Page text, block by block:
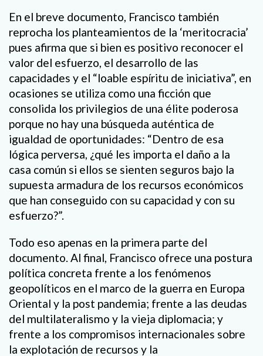
En el breve documento, Francisco también
reprocha los planteamientos de la ‘meritocracia’
pues afirma que si bien es positivo reconocer el
valor del esfuerzo, el desarrollo de las
capacidades y el “loable espíritu de iniciativa”, en
ocasiones se utiliza como una ficción que
consolida los privilegios de una élite poderosa
porque no hay una búsqueda auténtica de
igualdad de oportunidades: “Dentro de esa
lógica perversa, ¿qué les importa el daño a la
casa común si ellos se sienten seguros bajo la
supuesta armadura de los recursos económicos
que han conseguido con su capacidad y con su
esfuerzo?”.
Todo eso apenas en la primera parte del
documento. Al final, Francisco ofrece una postura
política concreta frente a los fenómenos
geopolíticos en el marco de la guerra en Europa
Oriental y la post pandemia; frente a las deudas
del multilateralismo y la vieja diplomacia; y
frente a los compromisos internacionales sobre
la explotación de recursos y la